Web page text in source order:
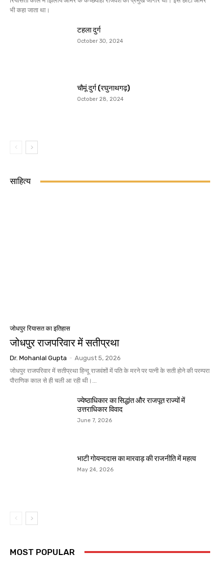
भी कहा जाता था।
टहला दुर्ग
October 30, 2024
चौमूं दुर्ग (रघुनाथगढ़)
October 28, 2024
साहित्य
जोधपुर रियासत का इतिहास
जोधपुर राजपरिवार में सतीप्रथा
Dr. Mohanlal Gupta - August 5, 2026
जोधपुर राजपरिवार में सतीप्रथा हिन्दू राजवंशों में पति के मरने पर पत्नी के सती होने की परम्परा
पौराणिक काल से ही चली आ रही थी।...
ज्येष्ठाधिकार का सिद्धांत और राजपूत राज्यों में
उत्तराधिकार विवाद
June 7, 2026
भाटी गोयन्ददास का मारवाड़ की राजनीति में महत्व
May 24, 2026
MOST POPULAR